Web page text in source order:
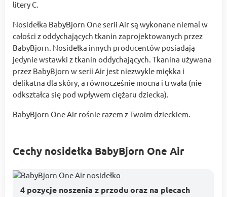
litery C.
Nosidełka BabyBjorn One serii Air są wykonane niemal w
całości z oddychających tkanin zaprojektowanych przez
BabyBjorn. Nosidełka innych producentów posiadają
jedynie wstawki z tkanin oddychających. Tkanina używana
przez BabyBjorn w serii Air jest niezwykle miękka i
delikatna dla skóry, a równocześnie mocna i trwała (nie
odkształca się pod wpływem ciężaru dziecka).
BabyBjorn One Air rośnie razem z Twoim dzieckiem.
Cechy nosidełka BabyBjorn One Air
4 pozycje noszenia z przodu oraz na plecach